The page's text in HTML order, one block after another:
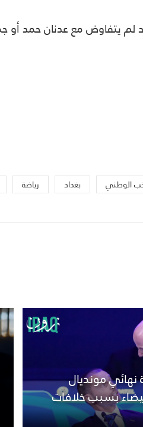
لم يتفاوض مع عدنان حمد
الوطني بغداد رياضة
مونديال
البيضاء بسبب خلافات